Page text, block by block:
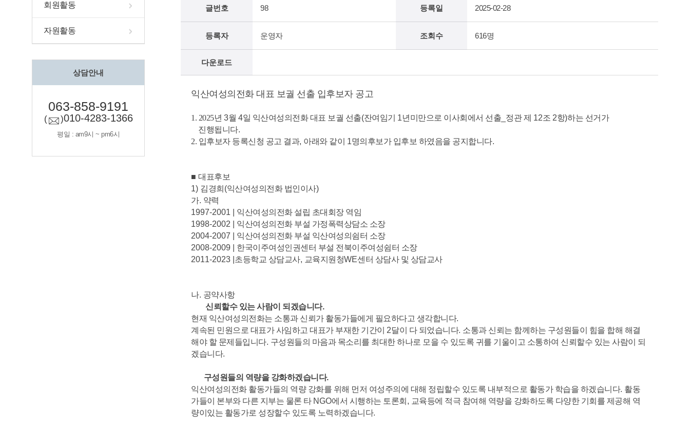
회원활동
자원활동
상담안내
063-858-9191
( )010-4283-1366
평일 : am9시 ~ pm6시
글번호 98 등록일 2025-02-28
등록자 운영자 조회수 616명
다운로드
익산여성의전화 대표 보궐 선출 입후보자 공고
1. 2025년 3월 4일 익산여성의전화 대표 보궐 선출(잔여임기 1년미만으로 이사회에서 선출 정관 제 12조 2항)하는 선거가
진행됩니다.
2. 입후보자 등록신청 공고 결과, 아래와 같이 1명의후보가 입후보 하였음을 공지합니다.
■ 대표후보
1) 김경희 (익산여성의전화 법인이사)
가. 약력
1997-2001 | 익산여성의전화 설립 초대회장 역임
1998-2002 | 익산여성의전화 부설 가정폭력상담소 소장
2004-2007 | 익산여성의전화 부설 익산여성의쉼터 소장
2008-2009 | 한국이주여성인권센터 부설 전북이주여성쉼터 소장
2011-2023 | 초등학교 상담교사, 교육지원청WE센터 상담사 및 상담교사
나. 공약사항
신뢰할수 있는 사람이 되겠습니다.
현재 익산여성의전화는 소통과 신뢰가 활동가들에게 필요하다고 생각합니다.
계속된 민원으로 대표가 사임하고 대표가 부재한 기간이 2달이 다 되었습니다. 소통과 신뢰는 함께하는 구성원들이 힘을 합해 해결
해야 할 문제들입니다. 구성원들의 마음과 목소리를 최대한 하나로 모을 수 있도록 귀를 기울이고 소통하여 신뢰할수 있는 사람이 되
겠습니다.
구성원들의 역량을 강화하겠습니다.
익산여성의전화 활동가들의 역량 강화를 위해 먼저 여성주의에 대해 정립할수 있도록 내부적으로 활동가 학습을 하겠습니다. 활동
가들이 본부와 다른 지부는 물론 타 NGO에서 시행하는 토론회 , 교육등에 적극 참여해 역량을 강화하도록 다양한 기회를 제공해 역
량이있는 활동가로 성장할수 있도록 노력하겠습니다.